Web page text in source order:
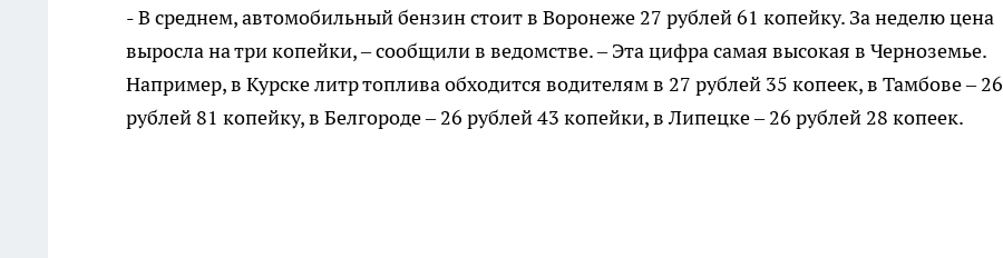
- В среднем, автомобильный бензин стоит в Воронеже 27 рублей 61 копейку. За неделю цена
выросла на три копейки, – сообщили в ведомстве. – Эта цифра самая высокая в Черноземье.
Например, в Курске литр топлива обходится водителям в 27 рублей 35 копеек, в Тамбове – 26
рублей 81 копейку, в Белгороде – 26 рублей 43 копейки, в Липецке – 26 рублей 28 копеек.